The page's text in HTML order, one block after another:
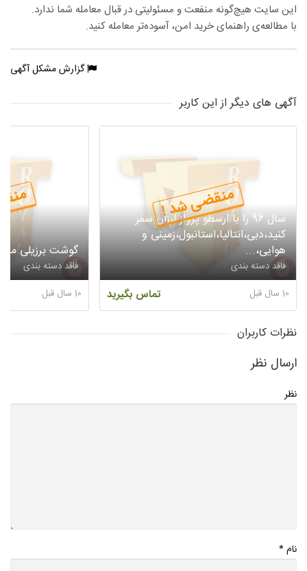
این سایت هیچ‌گونه منفعت و مسئولیتی در قبال معامله شما ندارد.
با مطالعه‌ی راهنمای خرید امن، آسوده‌تر معامله کنید.
گزارش مشکل آگهی
آگهی های دیگر از این کاربر
منقضی شد !
سال 96 را با ارسطو پرواز ارزان سفر
کنید،دبی،انتالیا،استانبول،زمینی و
هوایی،...
فاقد دسته بندی
تماس بگیرید 10 سال قبل
گوشت برزیلی ماهیانه
فاقد دسته بندی
10 سال قبل
نظرات کاربران
ارسال نظر
نظر
نام*